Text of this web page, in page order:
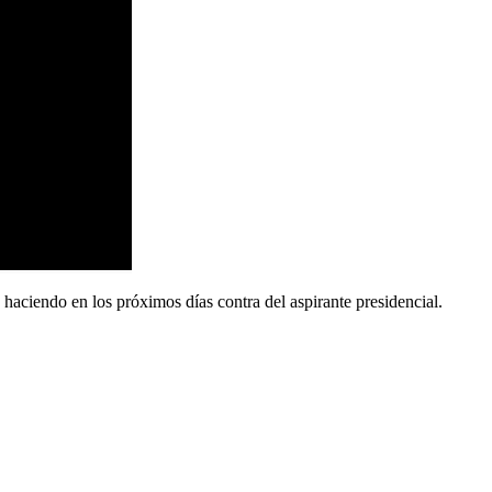
en los próximos días contra del aspirante presidencial.